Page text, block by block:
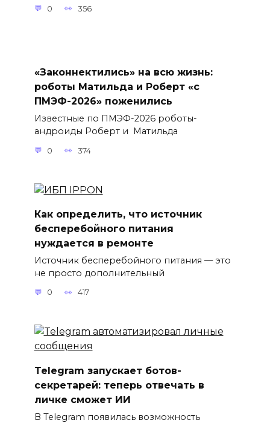
0 356
«Законнектились» на всю жизнь:
роботы Матильда и Роберт «с
ПМЭФ-2026» поженились
Известные по ПМЭФ-2026 роботы-
андроиды Роберт и Матильда
0 374
Как определить, что источник
бесперебойного питания
нуждается в ремонте
Источник бесперебойного питания — это
не просто дополнительный
0 417
Telegram запускает ботов-
секретарей: теперь отвечать в
личке сможет ИИ
В Telegram появилась возможность